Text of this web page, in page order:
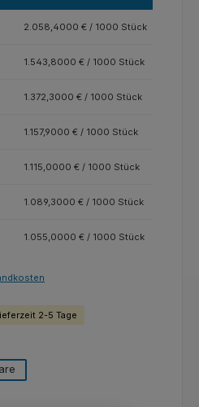
2.058,4000 € / 1000 Stück
1.543,8000 € / 1000 Stück
1.372,3000 € / 1000 Stück
1.157,9000 € / 1000 Stück
1.115,0000 € / 1000 Stück
1.089,3000 € / 1000 Stück
1.055,0000 € / 1000 Stück
2-5 Tage